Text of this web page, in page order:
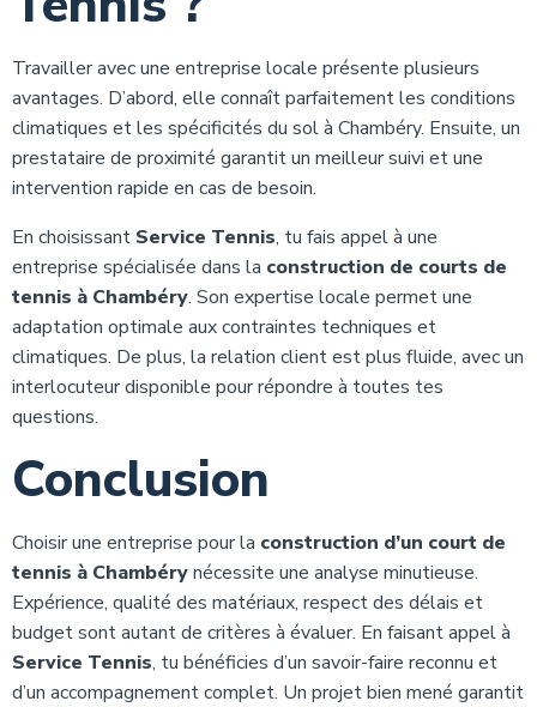
Travailler avec une entreprise locale présente plusieurs
avantages. D’abord, elle connaît parfaitement les conditions
climatiques et les spécificités du sol à Chambéry. Ensuite, un
prestataire de proximité garantit un meilleur suivi et une
intervention rapide en cas de besoin.
En choisissant Service Tennis, tu fais appel à une
entreprise spécialisée dans la construction de courts de
tennis à Chambéry. Son expertise locale permet une
adaptation optimale aux contraintes techniques et
climatiques. De plus, la relation client est plus fluide, avec un
interlocuteur disponible pour répondre à toutes tes
questions.
Conclusion
Choisir une entreprise pour la construction d’un court de
tennis à Chambérynécessite une analyse minutieuse.
Expérience, qualité des matériaux, respect des délais et
budget sont autant de critères à évaluer. En faisant appel à
Service Tennis, tu bénéficies d’un savoir-faire reconnu et
d’un accompagnement complet. Un projet bien mené garantit